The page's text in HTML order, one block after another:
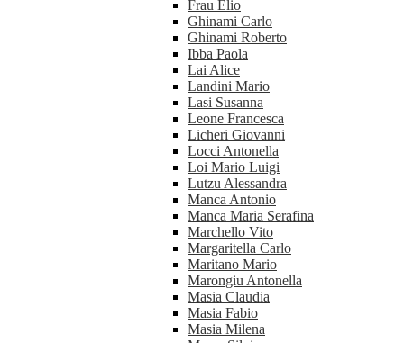
Frau Elio
Ghinami Carlo
Ghinami Roberto
Ibba Paola
Lai Alice
Landini Mario
Lasi Susanna
Leone Francesca
Licheri Giovanni
Locci Antonella
Loi Mario Luigi
Lutzu Alessandra
Manca Antonio
Manca Maria Serafina
Marchello Vito
Margaritella Carlo
Maritano Mario
Marongiu Antonella
Masia Claudia
Masia Fabio
Masia Milena